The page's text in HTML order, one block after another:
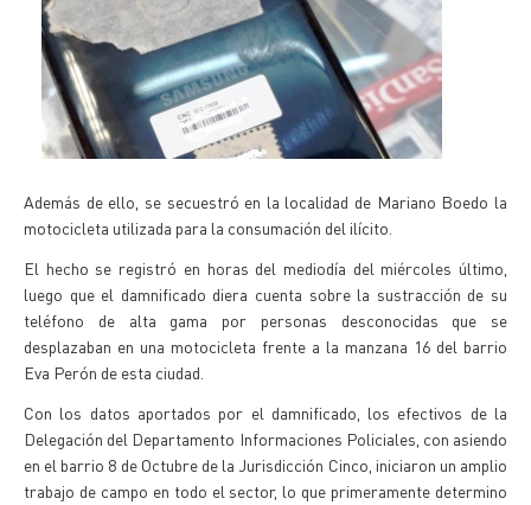
Además de ello, se secuestró en la localidad de Mariano Boedo la
motocicleta utilizada para la consumación del ilícito.
El hecho se registró en horas del mediodía del miércoles último,
luego que el damnificado diera cuenta sobre la sustracción de su
teléfono de alta gama por personas desconocidas que se
desplazaban en una motocicleta frente a la manzana 16 del barrio
Eva Perón de esta ciudad.
Con los datos aportados por el damnificado, los efectivos de la
Delegación del Departamento Informaciones Policiales, con asiendo
en el barrio 8 de Octubre de la Jurisdicción Cinco, iniciaron un amplio
trabajo de campo en todo el sector, lo que primeramente determino